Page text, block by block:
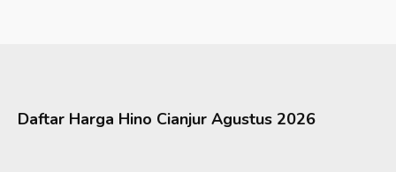
Daftar Harga Hino Cianjur Agustus 2026